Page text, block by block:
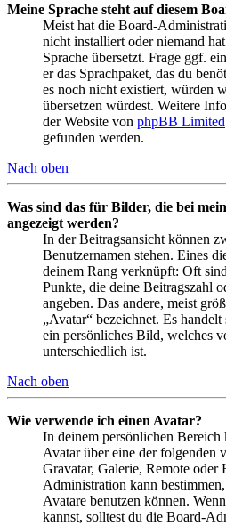
Meine Sprache steht auf diesem
Meist hat die Board-
nicht installiert oder niemand
Sprache übersetzt. Frage ggf.
er das Sprachpaket, das du
es noch nicht existiert, würden
übersetzen würdest. Weitere
der Website von phpBB Limited
gefunden werden.
Nach oben
Was sind das für Bilder, die bei
angezeigt werden?
In der Beitragsansicht können
Benutzernamen stehen. Eines
deinem Rang verknüpft: Oft
Punkte, die deine Beitragszahl
angeben. Das andere, meist
„Avatar“ bezeichnet. Es
ein persönliches Bild, welches
unterschiedlich ist.
Nach oben
Wie verwende ich einen Avatar?
In deinem persönlichen Bereich
Avatar über eine der folgenden
Gravatar, Galerie, Remote
Administration kann
Avatare benutzen können.
kannst, solltest du die Board-